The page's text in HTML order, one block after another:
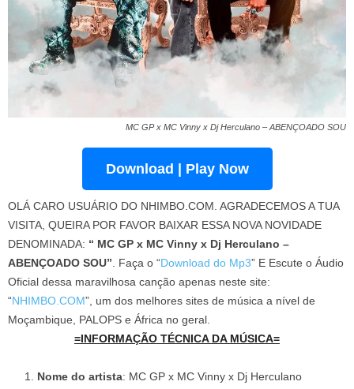
MC GP x MC Vinny x Dj Herculano – ABENÇOADO SOU
Download | Play Now
OLÁ CARO USUÁRIO DO NHIMBO.COM. AGRADECEMOS A TUA
VISITA, QUEIRA POR FAVOR BAIXAR ESSA NOVA NOVIDADE
DENOMINADA: “ MC GP x MC Vinny x Dj Herculano –
ABENÇOADO SOU” . Faça o “Download do Mp3” E Escute o Áudio
Oficial dessa maravilhosa canção apenas neste site:
“NHIMBO.COM”, um dos melhores sites de música a nível de
Moçambique, PALOPS e África no geral.
=INFORMAÇÃO TÉCNICA DA MÚSICA=
Nome do artista: MC GP x MC Vinny x Dj Herculano